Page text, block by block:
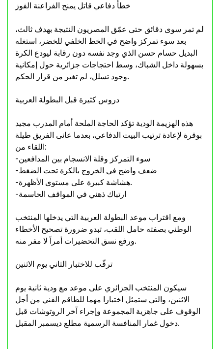
خطأ دفاعي قاتل يمنح الفراعنة الفوز
لم تمر سوى دقائق حتى عمّق المصريون النتيجة بهدف ثالث،
بعد سوء تمركز واضح في الخط الخلفي للخضر، استغله
البديل حسام حسن الذي وجد نفسه دون رقابة ليودع الكرة
بسهولة داخل الشباك، وسط احتجاجات جزائرية حول إمكانية
وجود تسلل، لم تغير من قرار الحكم.
دروس كثيرة قبل البطولة العربية
هذه الهزيمة الودية تؤكد الحاجة الملحة أمام المدرب مجيد
بوقرة لإعادة ترتيب البيت الدفاعي، بعدما عانى الفريق طيلة
اللقاء من:
-سوء التمركز وقلة الانسجام بين المدافعين
-ضعف واضح في الخروج بالكرة تحت الضغط
-هشاشة كبيرة على مستوى الأظهرة.
-ارتباك ذهني في المواقف الحاسمة
ومع اقتراب موعد البطولة العربية التي يدخلها المنتخب
الوطني بصفته حامل اللقب، تبدو ضرورة تصحيح الأخطاء
ورفع نسق التحضيرات أمراً لا مفر منه.
ترقّب للاختبار الثاني يوم الاثنين
سيكون المنتخب الجزائري على موعد مع ودية ثانية يوم
الاثنين، والتي ستمثل اختبارا مهما للطاقم الفني من أجل
الوقوف على جاهزية المجموعة وإجراء آخر الروتوشات قبل
دخول غمار المنافسة الرسمية مطلع ديسمبر المقبل.